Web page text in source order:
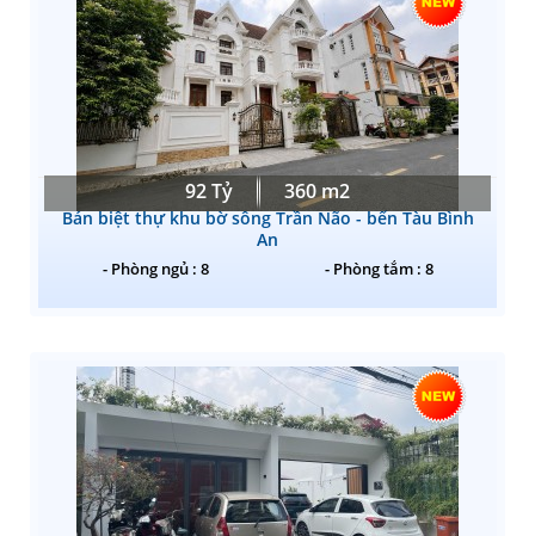
92 Tỷ 360 m2
Bán biệt thự khu bờ sông Trần Não - bến Tàu Bình
An
- Phòng ngủ : 8 - Phòng tắm : 8